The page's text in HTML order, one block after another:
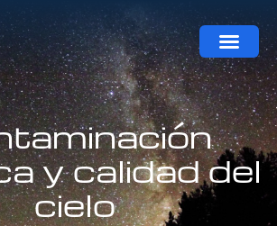
y calidad del
cielo